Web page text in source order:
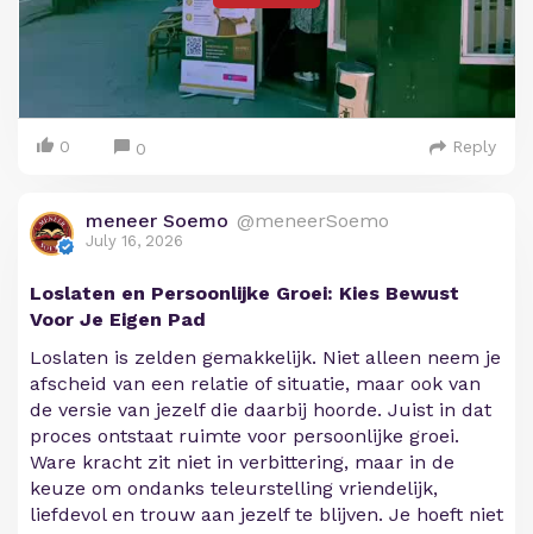
0 0 Reply
meneer Soemo @meneerSoemo
July 16, 2026
Loslaten en Persoonlijke Groei: Kies Bewust
Voor Je Eigen Pad
Loslaten is zelden gemakkelijk. Niet alleen neem je
afscheid van een relatie of situatie, maar ook van
de versie van jezelf die daarbij hoorde. Juist in dat
proces ontstaat ruimte voor persoonlijke groei.
Ware kracht zit niet in verbittering, maar in de
keuze om ondanks teleurstelling vriendelijk,
liefdevol en trouw aan jezelf te blijven. Je hoeft niet